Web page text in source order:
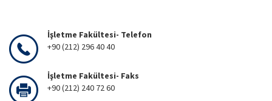
İşletme Fakültesi- Telefon
+90 (212) 296 40 40
İşletme Fakültesi- Faks
+90 (212) 240 72 60